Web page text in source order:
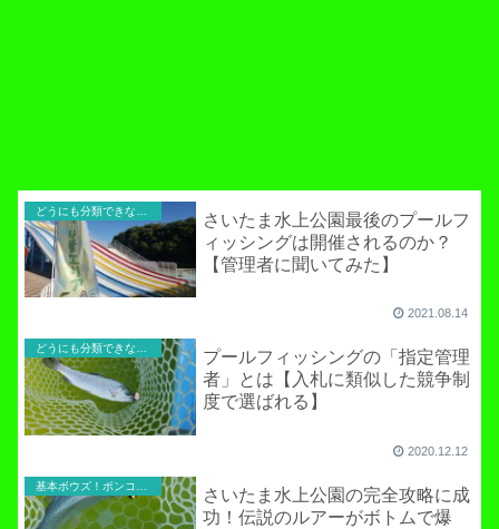
さいたま水上公園最後のプールフ
ィッシングは開催されるのか？
【管理者に聞いてみた】
2021.08.14
どうにも分類できないお役立ち記事！
プールフィッシングの「指定管理
者」とは【入札に類似した競争制
度で選ばれる】
2020.12.12
さいたま水上公園の完全攻略に成
功！伝説のルアーがボトムで爆